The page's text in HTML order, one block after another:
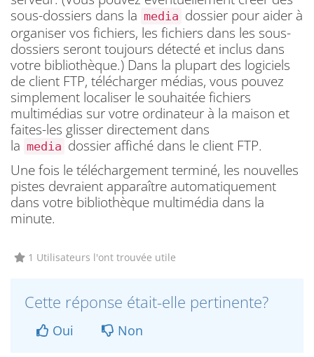
sous-dossiers dans la media dossier pour aider à
organiser vos fichiers, les fichiers dans les sous-
dossiers seront toujours détecté et inclus dans
votre bibliothèque.) Dans la plupart des logiciels
de client FTP, télécharger médias, vous pouvez
simplement localiser le souhaitée fichiers
multimédias sur votre ordinateur à la maison et
faites-les glisser directement dans
la media dossier affiché dans le client FTP.
Une fois le téléchargement terminé, les nouvelles
pistes devraient apparaître automatiquement
dans votre bibliothèque multimédia dans la
minute.
1 Utilisateurs l'ont trouvée utile
Cette réponse était-elle pertinente?
Oui Non